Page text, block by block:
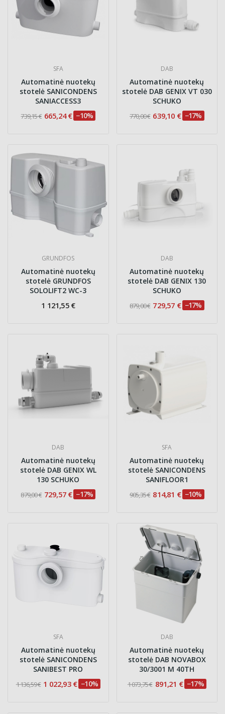
SFA
Automatinė nuotekų
stotelė SANICONDENS
SANIACCESS3
739,15 € 665,24 € −10%
DAB
Automatinė nuotekų
stotelė DAB GENIX VT 030
SCHUKO
770,00 € 639,10 € −17%
GRUNDFOS
Automatinė nuotekų
stotelė GRUNDFOS
SOLOLIFT2 WC-3
1 121,55 €
DAB
Automatinė nuotekų
stotelė DAB GENIX 130
SCHUKO
879,00 € 729,57 € −17%
DAB
Automatinė nuotekų
stotelė DAB GENIX WL
130 SCHUKO
879,00 € 729,57 € −17%
SFA
Automatinė nuotekų
stotelė SANICONDENS
SANIFLOOR1
905,35 € 814,81 € −10%
SFA
Automatinė nuotekų
stotelė SANICONDENS
SANIBEST PRO
1 136,59 € 1 022,93 € −10%
DAB
Automatinė nuotekų
stotelė DAB NOVABOX
30/3001 M 40TH
1 073,75 € 891,21 € −17%